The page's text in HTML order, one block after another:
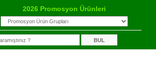
2026 Promosyon Ürünleri